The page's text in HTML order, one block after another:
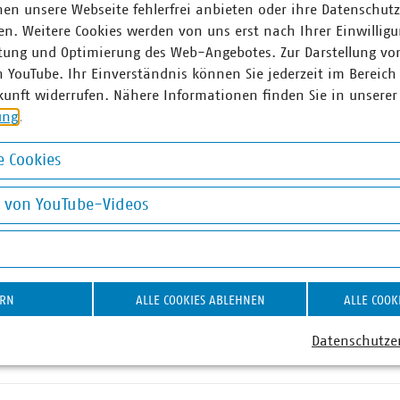
VKU Mitglied im Stifterrat der Stiftung Lesen und
der VKU einen Beitrag zur Förderung von
Fachkräftesicherung in der kommunalen
unsere Mitgliedsunternehmen ein, sich am jährlich
diese dabei u. a. mit Buchvorschlägen, Bücher für
und natürlich als Ansprechpartner bei allen Fragen.
einen Einblick in die Aktion der Abfallwirtschafts- und
unsere Webseite fehlerfrei anbieten oder ihre
Weitere Cookies werden von uns erst nach Ihrer
und Optimierung des Web-Angebotes. Zur Darstellung
YouTube. Ihr Einverständnis können Sie jederzeit im
widerrufen. Nähere Informationen finden Sie in unserer
.
Cookies
von YouTube-Videos
YouTube-Videos
ALLE COOKIES ABLEHNEN ALLE